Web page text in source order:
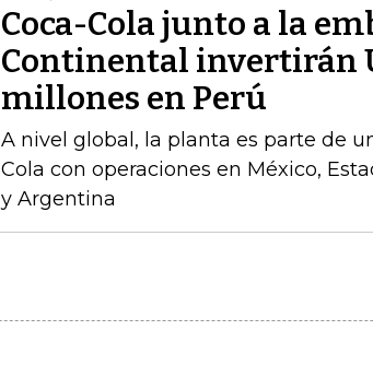
Coca-Cola junto a la
Continental invertirán
millones en Perú
A nivel global, la planta es parte de
Cola con operaciones en México,
y Argentina